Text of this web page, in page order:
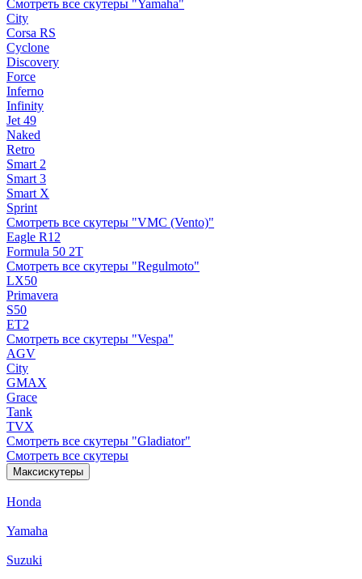
Смотреть все скутеры "Yamaha"
City
Corsa RS
Cyclone
Discovery
Force
Inferno
Infinity
Jet 49
Naked
Retro
Smart 2
Smart 3
Smart X
Sprint
Смотреть все скутеры "VMC (Vento)"
Eagle R12
Formula 50 2Т
Смотреть все скутеры "Regulmoto"
LX50
Primavera
S50
ET2
Смотреть все скутеры "Vespa"
AGV
City
GMAX
Grace
Tank
TVX
Смотреть все скутеры "Gladiator"
Смотреть все скутеры
Максискутеры
Honda
Yamaha
Suzuki